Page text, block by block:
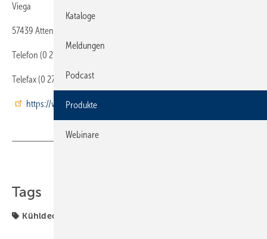
Viega
57439 Attendorn
Telefon (0 27 22) 61-15 45
Telefax (0 27 22) 61-13 81
https://www.viega.de/de/homepage.html
Tags
Kühldecke
Kataloge
Meldungen
Podcast
Produkte
Webinare